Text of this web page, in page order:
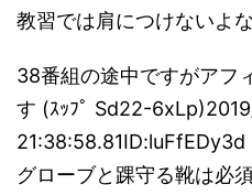
教習では肩につけないよな
38番組の途中ですがアフ
す (ｽｯﾌﾟ Sd22-
21:38:58.81ID:luFfEDy3d
グローブと踝守る靴は必